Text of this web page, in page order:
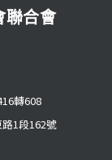
聯合會
轉608
1段162號